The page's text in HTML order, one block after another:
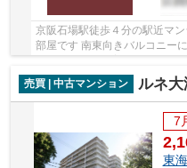
京阪石場駅徒歩４分の駅近マ
部屋です 南東向きバルコニー
可能 ペット飼育可能 ＬＤに
売買 | 中古マンション
ルネ
7
東